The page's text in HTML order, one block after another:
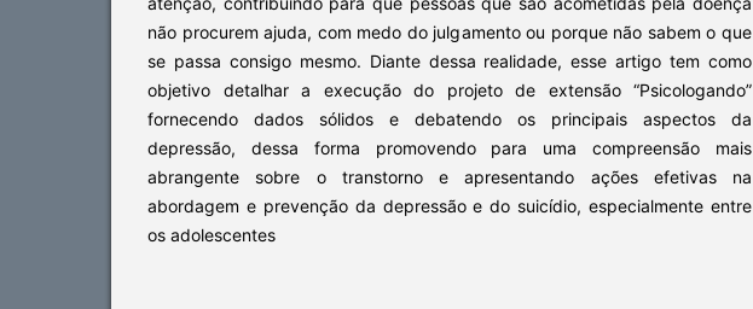
não procurem ajuda, com medo do julgamento ou porque não sabem o que
se passa consigo mesmo. Diante dessa realidade, esse artigo tem como
objetivo detalhar a execução do projeto de extensão “Psicologando”
fornecendo dados sólidos e debatendo os principais aspectos da
depressão, dessa forma promovendo para uma compreensão mais
abrangente sobre o transtorno e apresentando ações efetivas na
abordagem e prevenção da depressão e do suicídio, especialmente entre
os adolescentes